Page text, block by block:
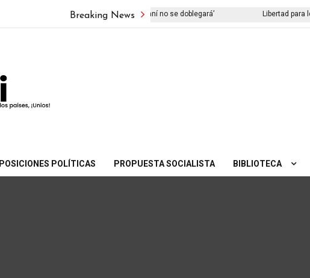
Breaking News
Egido presenta su libro ‘El viejo pueblo iraní no se doblegará’ Libertad para
POSICIONES POLÍTICAS PROPUESTA SOCIALISTA BIBLIOTECA